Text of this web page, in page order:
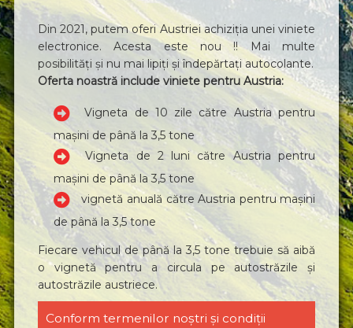
Din 2021, putem oferi Austriei achiziția unei viniete
electronice. Acesta este nou !! Mai multe
posibilități și nu mai lipiți și îndepărtați autocolante.
Oferta noastră include viniete pentru Austria:
Vigneta de 10 zile către Austria pentru
mașini de până la 3,5 tone
Vigneta de 2 luni către Austria pentru
mașini de până la 3,5 tone
vignetă anuală către Austria pentru mașini
de până la 3,5 tone
Fiecare vehicul de până la 3,5 tone trebuie să aibă
o vignetă pentru a circula pe autostrăzile și
autostrăzile austriece.
Conform termenilor noștri și condiții